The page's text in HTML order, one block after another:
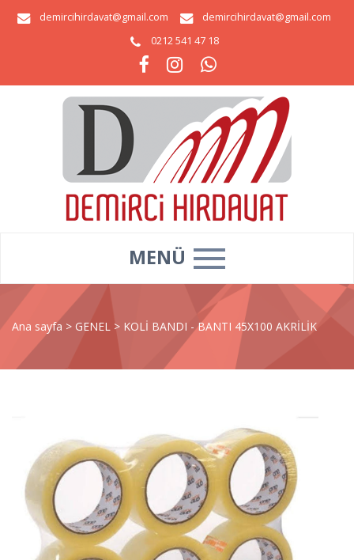
demircihirdavat@gmail.com
demircihirdavat@gmail.com
0212 541 47 18
MENÜ
Ana sayfa > GENEL > KOLİ BANDI - BANTI 45X100 AKRİLİK